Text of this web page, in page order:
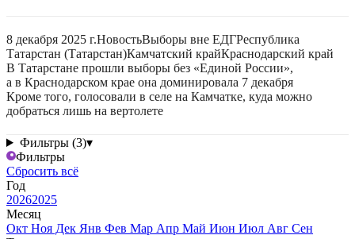
8 декабря 2025 г.НовостьВыборы вне ЕДГРеспублика
Татарстан (Татарстан)Камчатский крайКраснодарский край
В Татарстане прошли выборы без «Единой России»,
а в Краснодарском крае она доминировала 7 декабря
Кроме того, голосовали в селе на Камчатке, куда можно
добраться лишь на вертолете
Фильтры (3)▾
Фильтры
Сбросить всё
Год
20262025
Месяц
Окт Ноя Дек Янв Фев Мар Апр Май Июн Июл Авг Сен